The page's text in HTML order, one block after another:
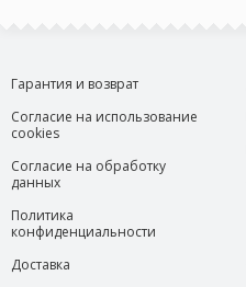
Гарантия и возврат
Согласие на использование
cookies
Согласие на обработку
данных
Политика
конфиденциальности
Доставка